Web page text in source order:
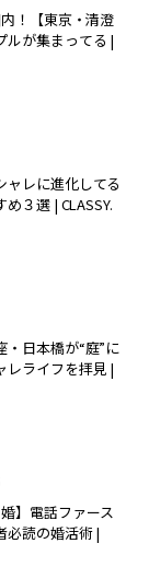
！【東京・清澄
ルが集まってる |
ャレに進化してる
３選 | CLASSY.
・日本橋が“庭”に
レライフを拝見 |
】電話ファース
必読の婚活術 |